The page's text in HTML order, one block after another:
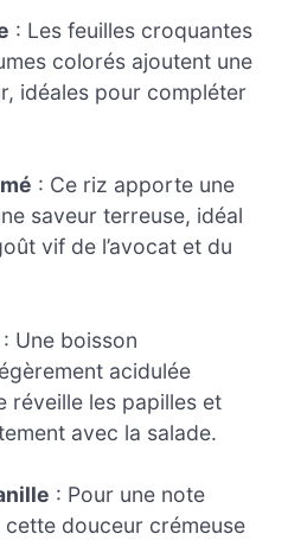
: Les feuilles croquantes
colorés ajoutent une
idéales pour compléter
: Ce riz apporte une
saveur terreuse, idéal
vif de l’avocat et du
: Une boisson
acidulée
réveille les papilles et
avec la salade.
: Pour une note
douceur crémeuse